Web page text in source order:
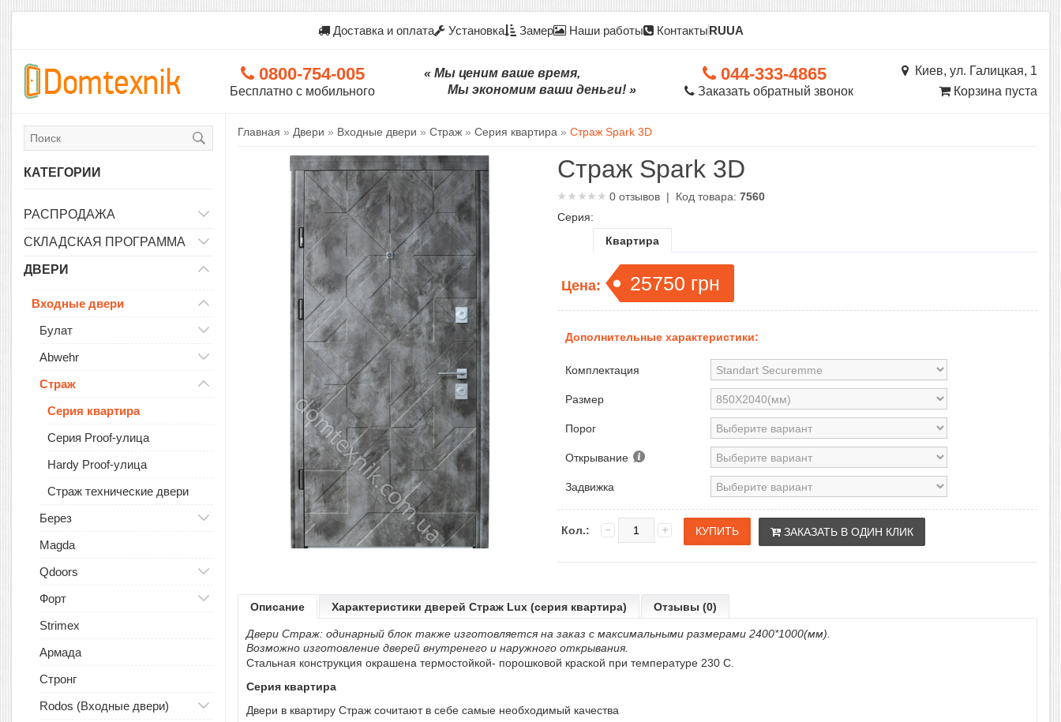
Доставка и оплата Установка Замер Наши работы КонтактыRUUA
0800-754-005
Бесплатно с мобильного
« Мы ценим ваше время,
Мы экономим ваши деньги! »
044-333-4865
Заказать обратный звонок
Киев, ул. Галицкая, 1
Корзина пуста
КАТЕГОРИИ
РАСПРОДАЖА
СКЛАДСКАЯ ПРОГРАММА
ДВЕРИ
Входные двери
Булат
Abwehr
Страж
Серия квартира
Серия Proof-улица
Hardy Proof-улица
Страж технические двери
Берез
Magda
Qdoors
Форт
Strimex
Армада
Стронг
Rodos (Входные двери)
Главная » Двери » Входные двери » Страж » Серия квартира » Страж Spark 3D
Страж Spark 3D
0 отзывов | Код товара:7560
Серия:
Квартира
Цена: 25750 грн
Дополнительные характеристики:
Комплектация
Размер
Порог
Открывание
Задвижка
Кол.: ЗАКАЗАТЬ В ОДИН КЛИК
Описание Характеристики дверей Страж Lux (серия квартира) Отзывы (0)
Двери Страж: одинарный блок также изготовляется на заказ с максимальными размерами 2400*1000(мм).
Возможно изготовление дверей внутренего и наружного открывания.
Стальная конструкция окрашена термостойкой- порошковой краской при температуре 230 С.
Серия квартира
Двери в квартиру Страж сочитают в себе самые необходимый качества